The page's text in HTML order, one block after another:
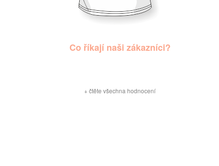
Co říkají naši zákazníci?
+ čtěte všechna hodnocení